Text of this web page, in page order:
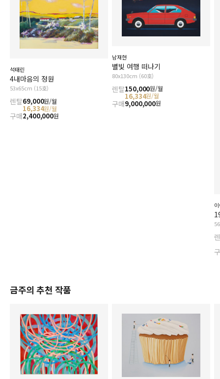
석태린
4내마음의 정원
53x65cm (15호)
렌탈69,000원/월
16,334원/월
구매2,400,000원
남재현
별빛 여행 떠나기
80x130cm (60호)
렌탈150,000원/월
16,334원/월
구매9,000,000원
금주의 추천 작품